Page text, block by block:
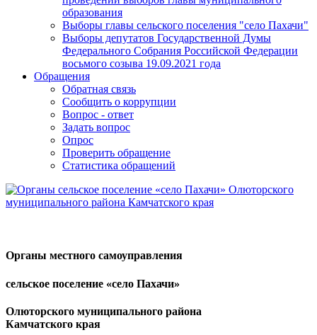
образования
Выборы главы сельского поселения "село Пахачи"
Выборы депутатов Государственной Думы
Федерального Собрания Российской Федерации
восьмого созыва 19.09.2021 года
Обращения
Обратная связь
Сообщить о коррупции
Вопрос - ответ
Задать вопрос
Опрос
Проверить обращение
Статистика обращений
Органы местного самоуправления
сельское поселение «село Пахачи»
Олюторского муниципального района
Камчатского края